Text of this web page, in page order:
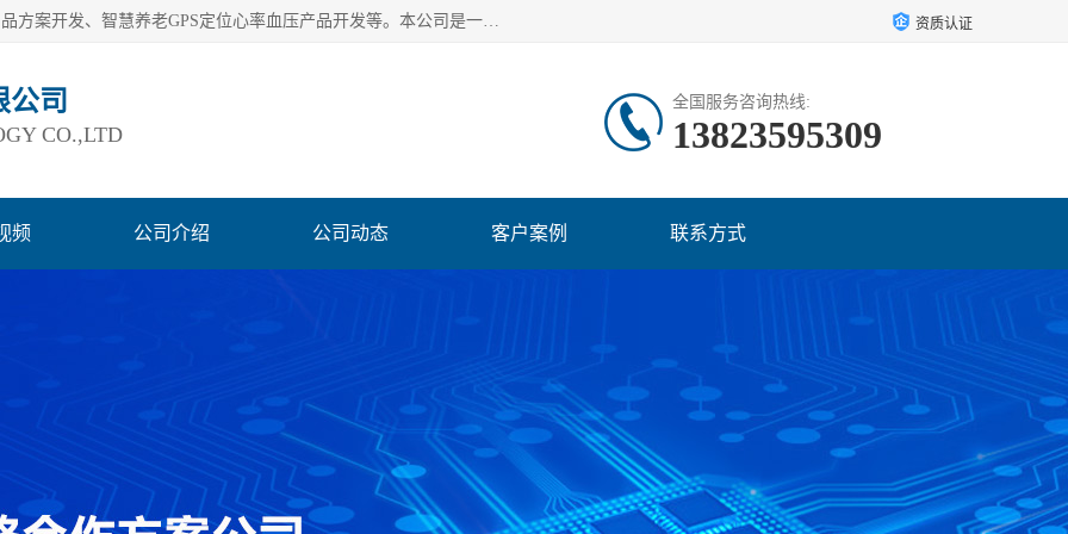
深圳市巨欣通讯技术有限公司是应用领域有：智能硬件Lora产品方案开发、智慧养老GPS定位心率血压产品开发等。本公司是一家民营高新技术企业、行业成员之一的智能硬件方案提供商，公司致力于为智能物联领域提供硬件解决方案。公司可满足不同类型客户采购需要，巨欣通讯切身体会客户对服务及时性的要求，建立了完善的售后服务系统，运用先进的互联网工具为客户提供及时、周到的服务！ 资质认证
公司
CO.,LTD
全国服务咨询热线:
13823595309
频 公司介绍 公司动态 客户案例 联系方式